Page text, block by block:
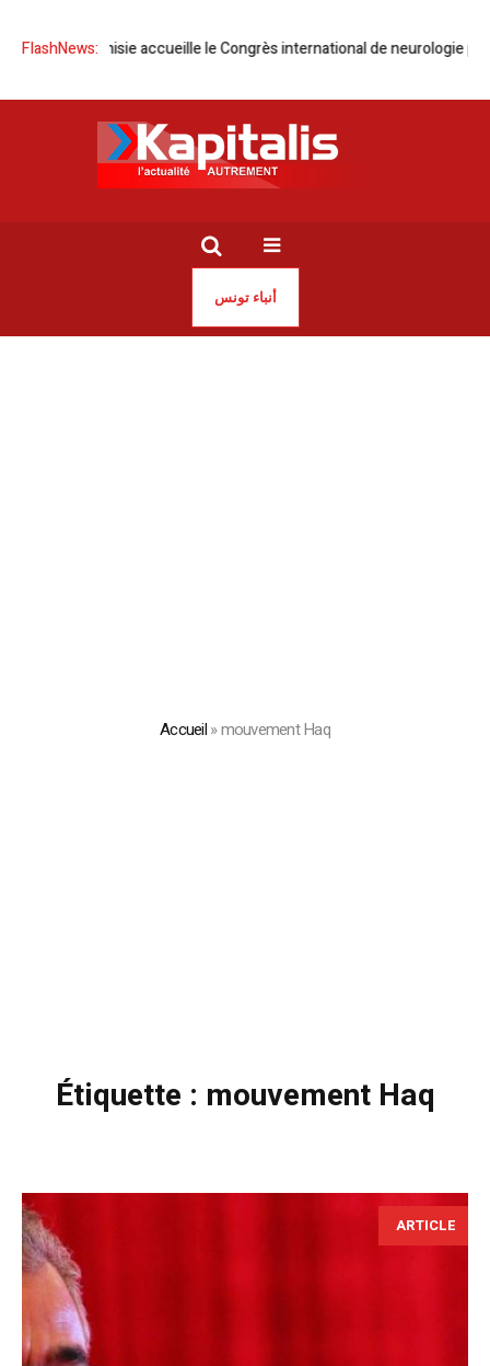
FlashNews:
La Tunisie accueille le Congrès international de neurologie
أنباء تونس
Accueil»mouvement Haq
Étiquette : mouvement Haq
ARTICLE